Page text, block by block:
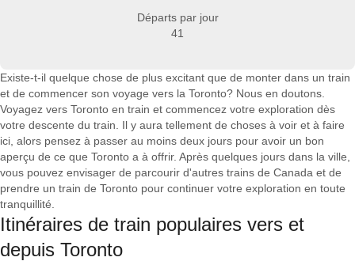
Départs par jour
41
Existe-t-il quelque chose de plus excitant que de monter dans un train
et de commencer son voyage vers la Toronto? Nous en doutons.
Voyagez vers Toronto en train et commencez votre exploration dès
votre descente du train. Il y aura tellement de choses à voir et à faire
ici, alors pensez à passer au moins deux jours pour avoir un bon
aperçu de ce que Toronto a à offrir. Après quelques jours dans la ville,
vous pouvez envisager de parcourir d'autres trains de Canada et de
prendre un train de Toronto pour continuer votre exploration en toute
tranquillité.
Itinéraires de train populaires vers et
depuis Toronto